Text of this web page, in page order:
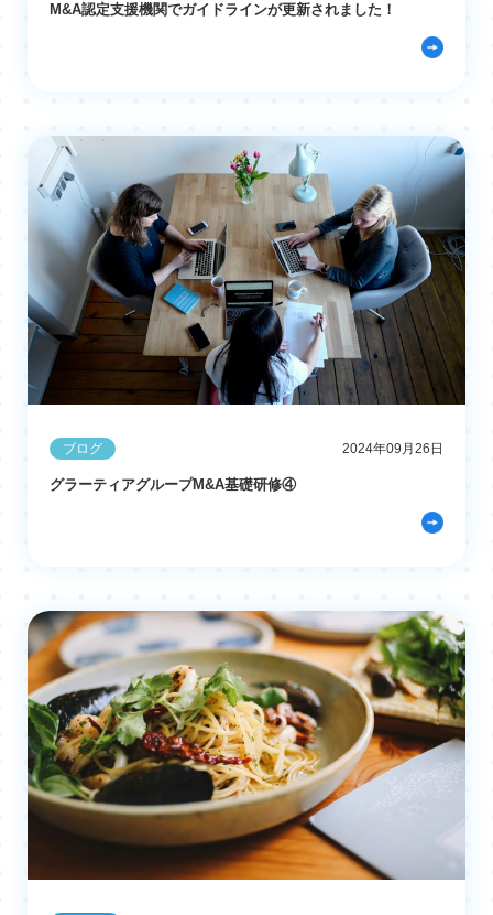
M&A認定支援機関でガイドラインが更新されました！
ブログ 2024年09月26日
グラーティアグループM&A基礎研修④